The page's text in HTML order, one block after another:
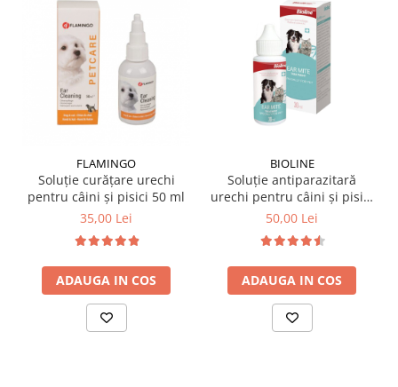
FLAMINGO
Soluție curățare urechi
pentru câini și pisici 50 ml
35,00 Lei
ADAUGA IN COS
BIOLINE
Soluție antiparazitară
urechi pentru câini și pisici
Bioline 30 ml
50,00 Lei
ADAUGA IN COS